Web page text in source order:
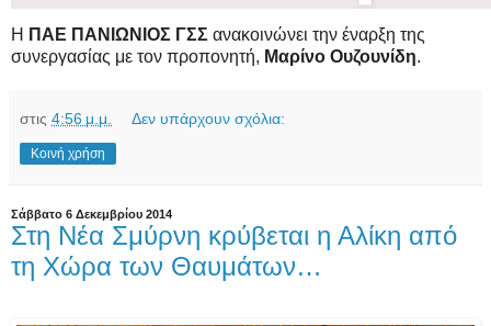
Η ΠΑΕ ΠΑΝΙΩΝΙΟΣ ΓΣΣ ανακοινώνει την έναρξη της
συνεργασίας με τον προπονητή, Μαρίνο Ουζουνίδη.
στις 4:56 μ.μ. Δεν υπάρχουν σχόλια:
Κοινή χρήση
Σάββατο 6 Δεκεμβρίου 2014
Στη Νέα Σμύρνη κρύβεται η Αλίκη από
τη Χώρα των Θαυμάτων…